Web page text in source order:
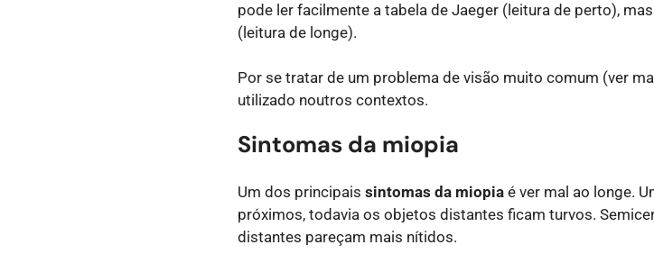
pode ler facilmente a tabela de Jaeger (leitura de perto),
(leitura de longe).
Por se tratar de um problema de visão muito comum (ver
utilizado noutros contextos.
Sintomas da miopia
Um dos principais sintomas da miopia é ver mal ao longe.
próximos, todavia os objetos distantes ficam turvos.
distantes pareçam mais nítidos.